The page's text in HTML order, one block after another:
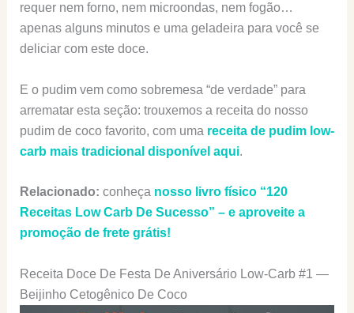
requer nem forno, nem microondas, nem fogão…
apenas alguns minutos e uma geladeira para você se
deliciar com este doce.
E o pudim vem como sobremesa “de verdade” para
arrematar esta seção: trouxemos a receita do nosso
pudim de coco favorito, com uma receita de pudim low-
carb mais tradicional disponível aqui.
Relacionado: conheça nosso livro físico “120
Receitas Low Carb De Sucesso” – e aproveite a
promoção de frete grátis!
Receita Doce De Festa De Aniversário Low-Carb #1 —
Beijinho Cetogênico De Coco